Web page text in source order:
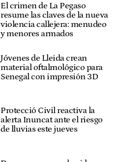
El crimen de La Pegaso
resume las claves de la nueva
violencia callejera: menudeo
y menores armados
Jóvenes de Lleida crean
material oftalmológico para
Senegal con impresión 3D
Protecció Civil reactiva la
alerta Inuncat ante el riesgo
de lluvias este jueves